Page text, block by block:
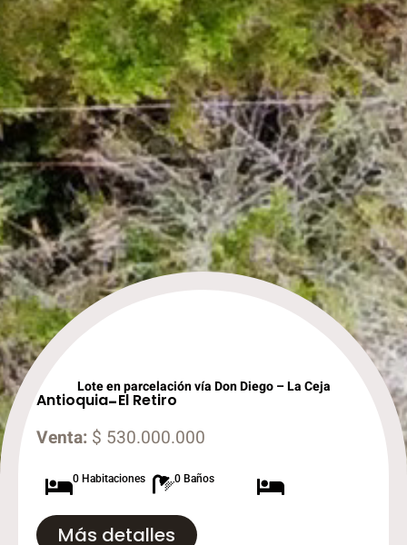
Lote en parcelación vía Don Diego – La Ceja
Antioquia-El Retiro
Venta: $ 530.000.000
0 Habitaciones 0 Baños
Más detalles